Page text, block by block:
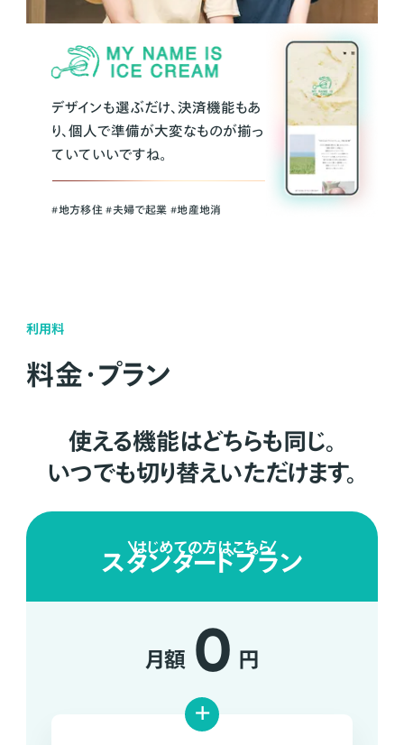
デザインも選ぶだけ、決済機能もあ
り、個人で準備が大変なものが揃っ
ていていいですね。
#地方移住 #夫婦で起業 #地産地消
利用料
料金・プラン
使える機能はどちらも同じ。
いつでも切り替えいただけます。
はじめての方はこちら
スタンダードプラン
月額 0 円
+